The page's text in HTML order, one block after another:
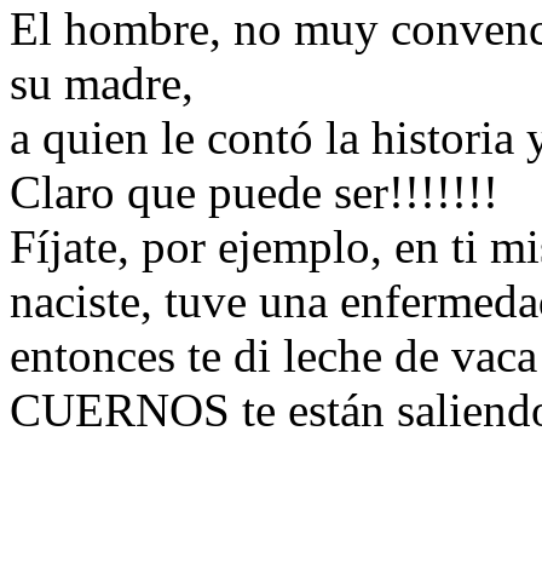
El hombre, no muy
su madre,
a quien le contó la historia
Claro que puede ser!!!!!!!
Fíjate, por ejemplo, en ti
naciste, tuve una
entonces te di leche de
CUERNOS te están